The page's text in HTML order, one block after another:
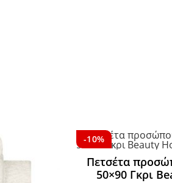
-10%
Πετσέτα
50×90 Γκρι